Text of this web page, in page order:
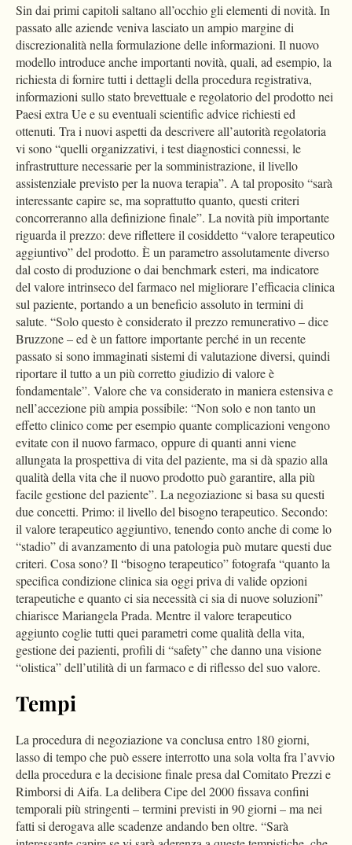
Sin dai primi capitoli saltano all’occhio gli elementi di novità. In
passato alle aziende veniva lasciato un ampio margine di
discrezionalità nella formulazione delle informazioni. Il nuovo
modello introduce anche importanti novità, quali, ad esempio, la
richiesta di fornire tutti i dettagli della procedura registrativa,
informazioni sullo stato brevettuale e regolatorio del prodotto nei
Paesi extra Ue e su eventuali scientific advice richiesti ed
ottenuti. Tra i nuovi aspetti da descrivere all’autorità regolatoria
vi sono “quelli organizzativi, i test diagnostici connessi, le
infrastrutture necessarie per la somministrazione, il livello
assistenziale previsto per la nuova terapia”. A tal proposito “sarà
interessante capire se, ma soprattutto quanto, questi criteri
concorreranno alla definizione finale”. La novità più importante
riguarda il prezzo: deve riflettere il cosiddetto “valore terapeutico
aggiuntivo” del prodotto. È un parametro assolutamente diverso
dal costo di produzione o dai benchmark esteri, ma indicatore
del valore intrinseco del farmaco nel migliorare l’efficacia clinica
sul paziente, portando a un beneficio assoluto in termini di
salute. “Solo questo è considerato il prezzo remunerativo – dice
Bruzzone – ed è un fattore importante perché in un recente
passato si sono immaginati sistemi di valutazione diversi, quindi
riportare il tutto a un più corretto giudizio di valore è
fondamentale”. Valore che va considerato in maniera estensiva e
nell’accezione più ampia possibile: “Non solo e non tanto un
effetto clinico come per esempio quante complicazioni vengono
evitate con il nuovo farmaco, oppure di quanti anni viene
allungata la prospettiva di vita del paziente, ma si dà spazio alla
qualità della vita che il nuovo prodotto può garantire, alla più
facile gestione del paziente”. La negoziazione si basa su questi
due concetti. Primo: il livello del bisogno terapeutico. Secondo:
il valore terapeutico aggiuntivo, tenendo conto anche di come lo
“stadio” di avanzamento di una patologia può mutare questi due
criteri. Cosa sono? Il “bisogno terapeutico” fotografa “quanto la
specifica condizione clinica sia oggi priva di valide opzioni
terapeutiche e quanto ci sia necessità ci sia di nuove soluzioni”
chiarisce Mariangela Prada. Mentre il valore terapeutico
aggiunto coglie tutti quei parametri come qualità della vita,
gestione dei pazienti, profili di “safety” che danno una visione
“olistica” dell’utilità di un farmaco e di riflesso del suo valore.
Tempi
La procedura di negoziazione va conclusa entro 180 giorni,
lasso di tempo che può essere interrotto una sola volta fra l’avvio
della procedura e la decisione finale presa dal Comitato Prezzi e
Rimborsi di Aifa. La delibera Cipe del 2000 fissava confini
temporali più stringenti – termini previsti in 90 giorni – ma nei
fatti si derogava alle scadenze andando ben oltre. “Sarà